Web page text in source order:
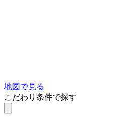
地図で見る
こだわり条件で探す